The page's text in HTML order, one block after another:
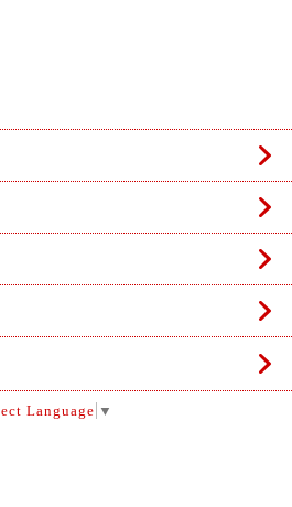
Language ▼